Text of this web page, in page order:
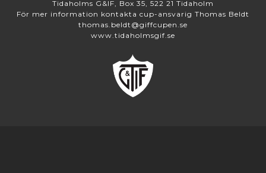
Tidaholms G&IF, Box 35, 522 21 Tidaholm
För mer information kontakta cup-ansvarig Thomas Beldt
thomas.beldt@giffcupen.se
www.tidaholmsgif.se